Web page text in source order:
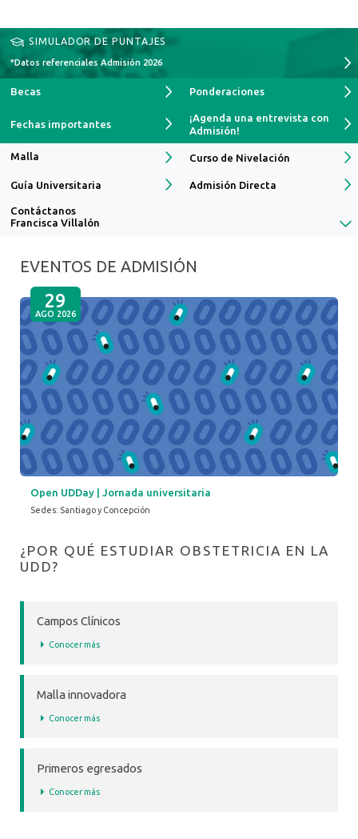
SIMULADOR DE PUNTAJES
*Datos referenciales Admisión 2026
Becas Ponderaciones
Fechas importantes
¡Agenda una entrevista con
Admisión!
Malla Curso de Nivelación
Guía Universitaria Admisión Directa
Contáctanos
Francisca Villalón
EVENTOS DE ADMISIÓN
29
AGO 2026
Open UDDay | Jornada universitaria
Sedes: Santiago y Concepción
¿POR QUÉ ESTUDIAR OBSTETRICIA EN LA
UDD?
Campos Clínicos
Conocer más
Malla innovadora
Conocer más
Primeros egresados
Conocer más